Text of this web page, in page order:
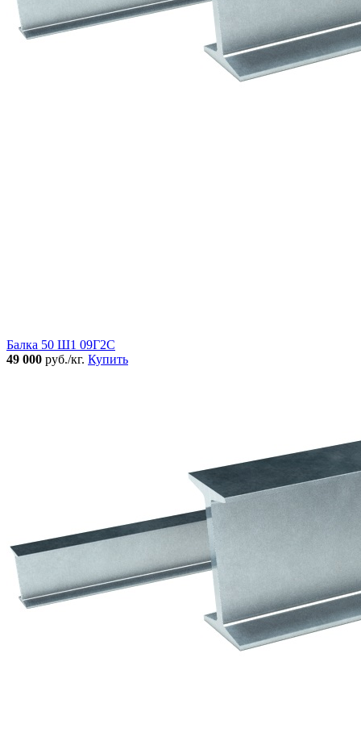
Балка 50 Ш1 09Г2С
49 000 руб./кг. Купить